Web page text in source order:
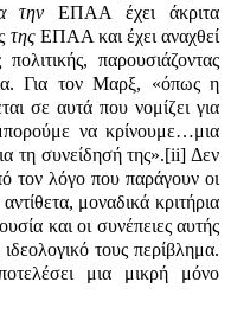
την ΕΠΑΑ έχει άκριτα
της ΕΠΑΑ και έχει αναχθεί
παρουσιάζοντας
Για τον Μαρξ, «όπως η
σε αυτά που νομίζει για
να κρίνουμε…μια
τη συνείδησή της».[ii] Δεν
τον λόγο που παράγουν οι
μοναδικά κριτήρια
και οι συνέπειες αυτής
τους περίβλημα.
μια μικρή μόνο